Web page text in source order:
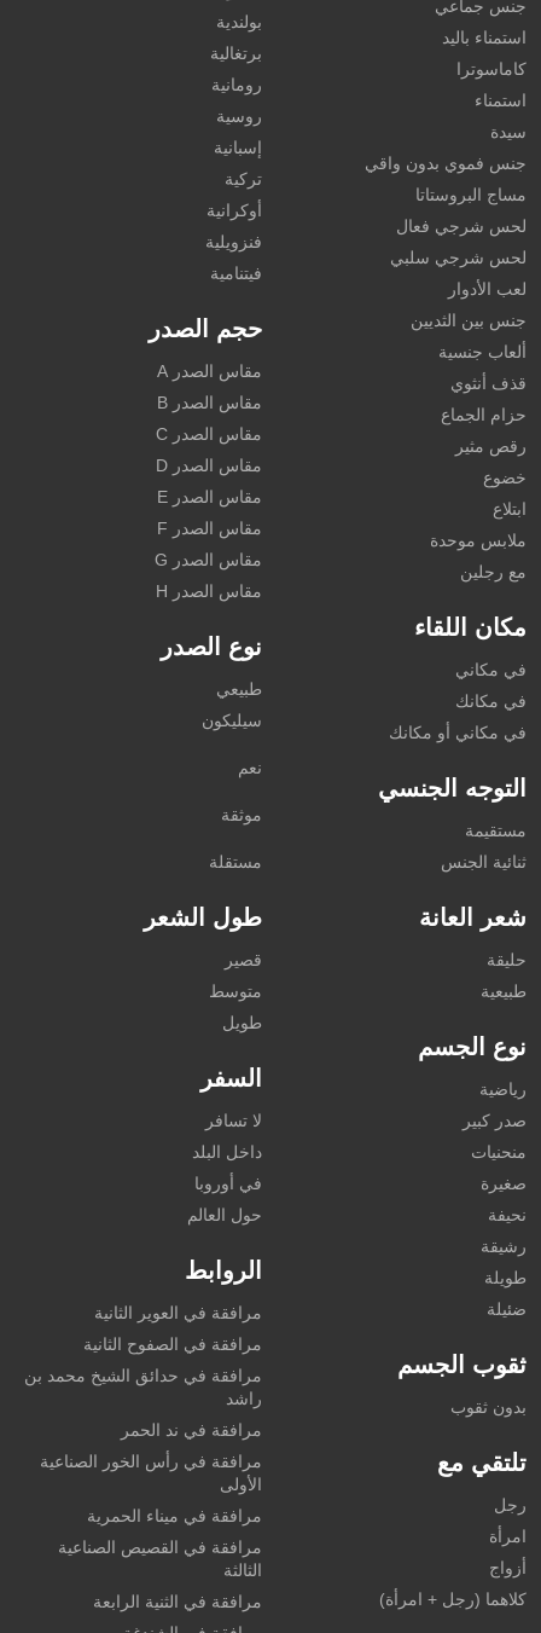
جنس جماعي
استمناء باليد
كاماسوترا
استمناء
سيدة
جنس فموي بدون واقي
مساج البروستاتا
لحس شرجي فعال
لحس شرجي سلبي
لعب الأدوار
جنس بين الثديين
ألعاب جنسية
قذف أنثوي
حزام الجماع
رقص مثير
خضوع
ابتلاع
ملابس موحدة
مع رجلين
مكان اللقاء
في مكاني
في مكانك
في مكاني أو مكانك
التوجه الجنسي
مستقيمة
ثنائية الجنس
شعر العانة
حليقة
طبيعية
نوع الجسم
رياضية
صدر كبير
منحنيات
صغيرة
نحيفة
رشيقة
طويلة
ضئيلة
ثقوب الجسم
بدون ثقوب
تلتقي مع
رجل
امرأة
أزواج
كلاهما (رجل + امرأة)
بولندية
برتغالية
رومانية
روسية
إسبانية
تركية
أوكرانية
فنزويلية
فيتنامية
حجم الصدر
مقاس الصدر A
مقاس الصدر B
مقاس الصدر C
مقاس الصدر D
مقاس الصدر E
مقاس الصدر F
مقاس الصدر G
مقاس الصدر H
نوع الصدر
طبيعي
سيليكون
نعم
موثقة
مستقلة
طول الشعر
قصير
متوسط
طويل
السفر
لا تسافر
داخل البلد
في أوروبا
حول العالم
الروابط
مرافقة في العوير الثانية
مرافقة في الصفوح الثانية
مرافقة في حدائق الشيخ محمد بن
راشد
مرافقة في ند الحمر
مرافقة في رأس الخور الصناعية
الأولى
مرافقة في ميناء الحمرية
مرافقة في القصيص الصناعية
الثالثة
مرافقة في الثنية الرابعة